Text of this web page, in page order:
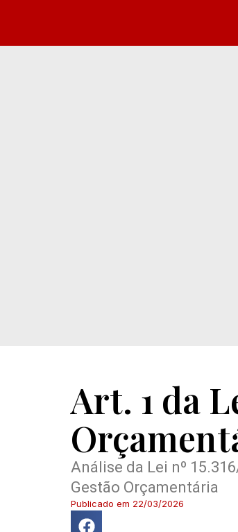
Art. 1 da
Análise da Lei nº
Gestão Orçamentária
Publicado em 22/03/2026